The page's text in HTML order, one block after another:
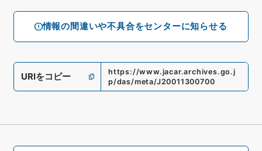
情報の間違いや不具合をセンターに知らせる
URIをコピー
https://www.jacar.archives.go.j
p/das/meta/J20011300700